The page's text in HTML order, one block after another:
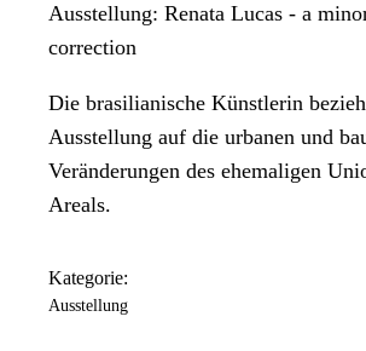
Ausstellung: Renata Lucas - a
correction
Die brasilianische Künstlerin
Ausstellung auf die urbanen und
Veränderungen des ehemaligen
Areals.
Kategorie:
Ausstellung